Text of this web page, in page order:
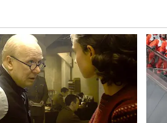
వాక్స్ పేపర్ ను ఐస్ క్రీమ్ పైన
ఐస్ క్రీమ్ పాడవ్వకుండా తాజాగా